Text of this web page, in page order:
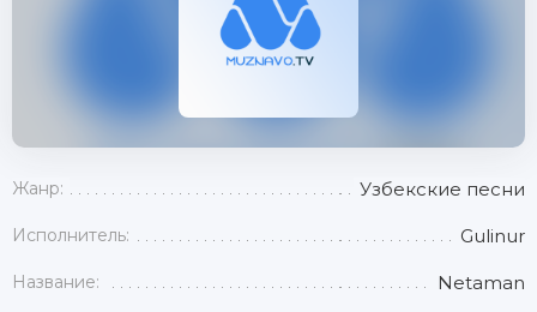
Жанр: Узбекские песни
Исполнитель: Gulinur
Название: Netaman